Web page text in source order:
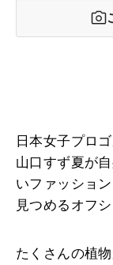
日本女子プロ
山口すず夏が
いファッショ
見つめるオフ
たくさんの植